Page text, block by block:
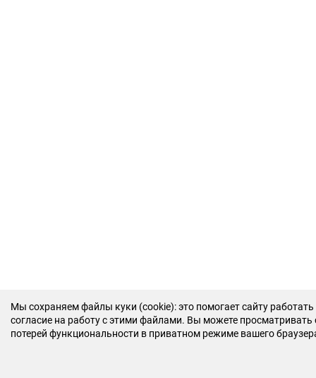
Мы cохраняем файлы куки (cookie): это помогает сайту
согласие на работу с этими файлами. Вы можете просматривать
потерей функциональности в приватном режиме вашего